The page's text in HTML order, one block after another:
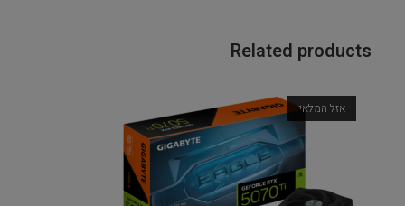
Related products
אזל המלאי